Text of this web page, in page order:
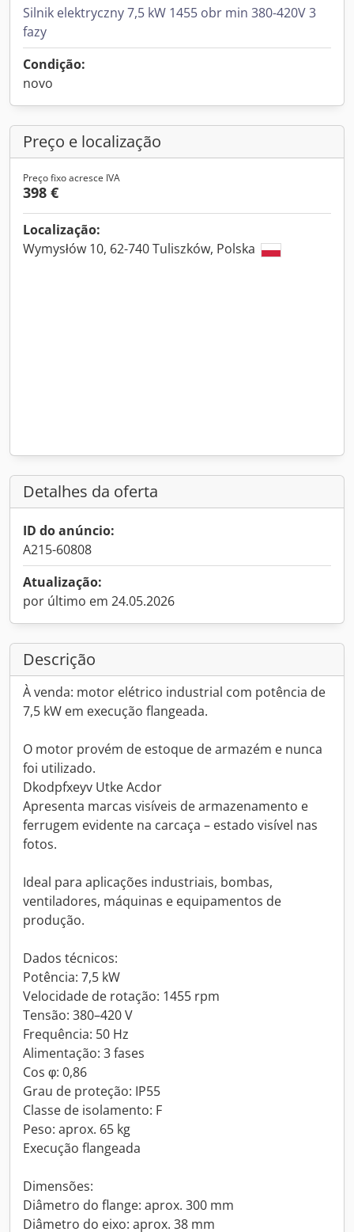
Silnik elektryczny 7,5 kW 1455 obr min 380-420V 3
fazy
Condição:
novo
Preço e localização
Preço fixo acresce IVA
398 €
Localização:
Wymysłów 10, 62-740 Tuliszków, Polska
Detalhes da oferta
ID do anúncio:
A215-60808
Atualização:
por último em 24.05.2026
Descrição
À venda: motor elétrico industrial com potência de
7,5 kW em execução flangeada.
O motor provém de estoque de armazém e nunca
foi utilizado.
Dkodpfxeyv Utke Acdor
Apresenta marcas visíveis de armazenamento e
ferrugem evidente na carcaça – estado visível nas
fotos.
Ideal para aplicações industriais, bombas,
ventiladores, máquinas e equipamentos de
produção.
Dados técnicos:
Potência: 7,5 kW
Velocidade de rotação: 1455 rpm
Tensão: 380–420 V
Frequência: 50 Hz
Alimentação: 3 fases
Cos φ: 0,86
Grau de proteção: IP55
Classe de isolamento: F
Peso: aprox. 65 kg
Execução flangeada
Dimensões:
Diâmetro do flange: aprox. 300 mm
Diâmetro do eixo: aprox. 38 mm